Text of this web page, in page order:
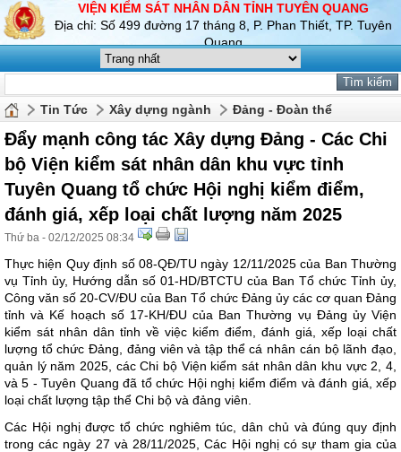
VIỆN KIỂM SÁT NHÂN DÂN TỈNH TUYÊN QUANG
Địa chỉ: Số 499 đường 17 tháng 8, P. Phan Thiết, TP. Tuyên
Quang
Tin Tức Xây dựng ngành Đảng - Đoàn thể
Đẩy mạnh công tác Xây dựng Đảng - Các Chi
bộ Viện kiểm sát nhân dân khu vực tỉnh
Tuyên Quang tổ chức Hội nghị kiểm điểm,
đánh giá, xếp loại chất lượng năm 2025
Thứ ba - 02/12/2025 08:34
Thực hiện Quy định số 08-QĐ/TU ngày 12/11/2025 của Ban Thường
vụ Tỉnh ủy, Hướng dẫn số 01-HD/BTCTU của Ban Tổ chức Tỉnh ủy,
Công văn số 20-CV/ĐU của Ban Tổ chức Đảng ủy các cơ quan Đảng
tỉnh và Kế hoạch số 17-KH/ĐU của Ban Thường vụ Đảng ủy Viện
kiểm sát nhân dân tỉnh về việc kiểm điểm, đánh giá, xếp loại chất
lượng tổ chức Đảng, đảng viên và tập thể cá nhân cán bộ lãnh đạo,
quản lý năm 2025, các Chi bộ Viện kiểm sát nhân dân khu vực 2, 4,
và 5 - Tuyên Quang đã tổ chức Hội nghị kiểm điểm và đánh giá, xếp
loại chất lượng tập thể Chi bộ và đảng viên.
Các Hội nghị được tổ chức nghiêm túc, dân chủ và đúng quy định
trong các ngày 27 và 28/11/2025, Các Hội nghị có sự tham gia của